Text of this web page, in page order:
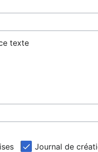
texte
Journal de